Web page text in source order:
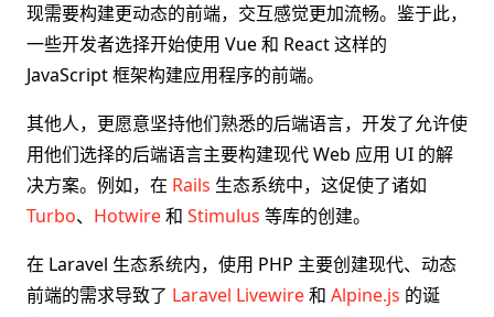
现需要构建更动态的前端，交互感觉更加流畅。鉴于此，
一些开发者选择开始使用 Vue 和 React 这样的
JavaScript 框架构建应用程序的前端。
其他人，更愿意坚持他们熟悉的后端语言，开发了允许使
用他们选择的后端语言主要构建现代 Web 应用 UI 的解
决方案。例如，在 Rails 生态系统中，这促使了诸如
Turbo、 Hotwire和 Stimulus 等库的创建。
在 Laravel 生态系统内，使用 PHP 主要创建现代、动态
前端的需求导致了 Laravel Livewire和 Alpine.js 的诞